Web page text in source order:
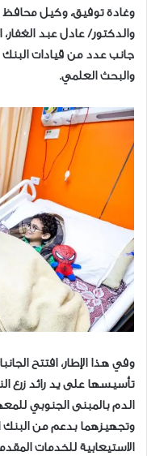
وغادة توفيق، وكيل محافظ
والدكتور/ عادل عبد
جانب عدد من قيادات البنك
والبحث العلمي.
وفي هذا الإطار، افتتح
تأسيسها على يد رائد زرع
الدم بالمبنى الجنوبي
وتجهيزهما بدعم من البنك